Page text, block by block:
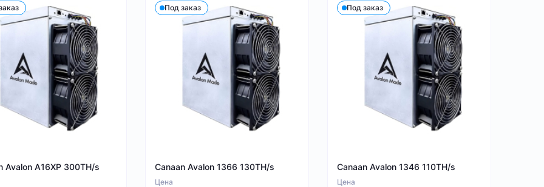
Avalon A16XP 300TH/s
Под заказ
Canaan Avalon 1366 130TH/s
Цена
Под заказ
Canaan Avalon 1346 110TH/s
Цена